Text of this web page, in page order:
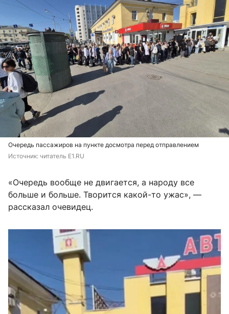
Очередь пассажиров на пункте досмотра перед отправлением
Источник: читатель Е1.RU
«Очередь вообще не двигается, а народу все
больше и больше. Творится какой-то ужас», —
рассказал очевидец.